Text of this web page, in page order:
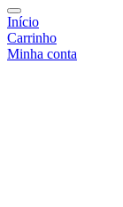
Início
Carrinho
Minha conta